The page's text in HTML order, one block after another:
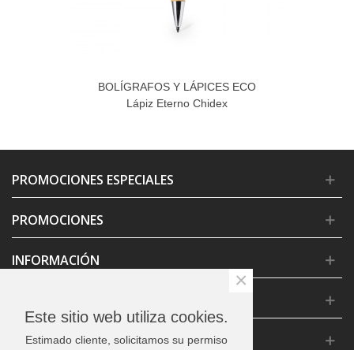
BOLÍGRAFOS Y LÁPICES ECO
Lápiz Eterno Chidex
PROMOCIONES ESPECIALES
PROMOCIONES
INFORMACIÓN
CONTACTO
Este sitio web utiliza cookies.
Estimado cliente, solicitamos su permiso
×